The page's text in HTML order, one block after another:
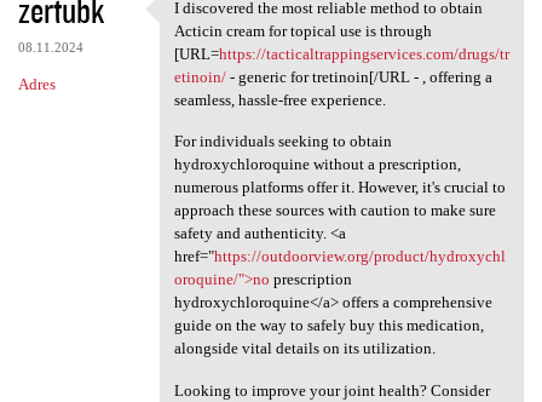
zertubk
08.11.2024
Adres
I discovered the most
I discovered the most reliable method to obtain
Acticin cream for topical use is through
[URL=https://tacticaltrappingservices.com/drugs/tr
etinoin/- generic for tretinoin[/URL - , offering a
seamless, hassle-free experience.
For individuals seeking to obtain
hydroxychloroquine without a prescription,
numerous platforms offer it. However, it's crucial to
approach these sources with caution to make sure
safety and authenticity. <a
href="https://outdoorview.org/product/hydroxychl
oroquine/">no prescription
hydroxychloroquine</a> offers a comprehensive
guide on the way to safely buy this medication,
alongside vital details on its utilization.
Looking to improve your joint health? Consider